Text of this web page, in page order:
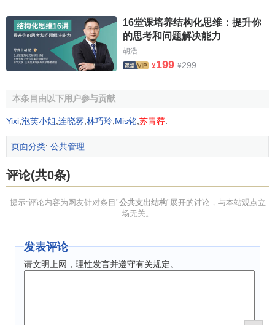
经济体制及资源配置
的方式与财政支出结构有着密切的
内在联系。经济体制决定资源的配置方式，也就决定着财政
支出的结构。实行计划经济体制的国家，都是由政府垄断
社会公共需要”方面的事务，也承担了大量竞争性、经营性等
方面的事务。因此，财政支出中经济建设支出
低。而实行市场经济体制
政支出中经济建设支出所占比重较低，而用于社会公益事业
性、营利性领域的支出。
制，资源配置是政府高度集中垄断配置，财政支出中用于经
济建设的比重都在50％以上，最高年份达到65．2％，而用
16堂课培养结构化思维：提升你
的思考和问题解决能力
胡浩
¥199 ¥299
本条目由以下用户参与贡献
Yixi 泡芙小姐 连晓雾 林巧玲 Mis铭 苏青荇
页面分类: 公共管理
评论(共0条)
提示:评论内容为网友针对条目"公共支出结构"展开的讨论，与本站观点立
场无关。
发表评论
请文明上网，理性发言并遵守有关规定。